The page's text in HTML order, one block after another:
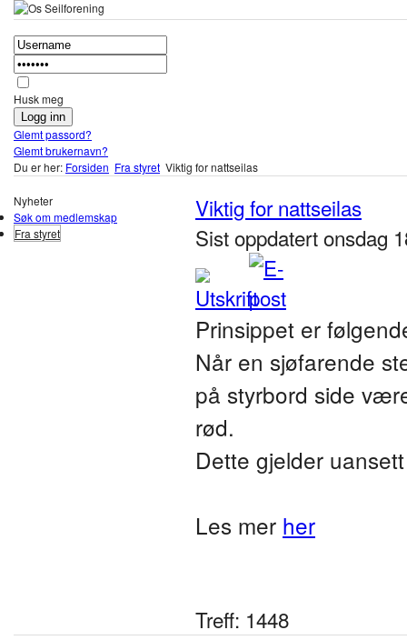
Husk meg
Glemt passord?
Glemt brukernavn?
Du er her: Forsiden Fra styret Viktig for nattseilas
Nyheter
Søk om medlemskap
Fra styret
Viktig for nattseilas
Sist oppdatert onsdag
Prinsippet er
Når en sjøfarende
på styrbord side
rød.
Dette gjelder
Les mer her
Treff: 1448